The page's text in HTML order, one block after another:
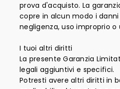
prova d'acquisto. La
copre in alcun modo i
negligenza, uso improprio o
I tuoi altri diritti
La presente Garanzia
legali aggiuntivi e specifici.
Potresti avere altri diritti in